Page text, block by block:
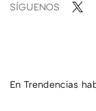
SÍGUENOS
En Trendencias